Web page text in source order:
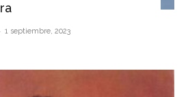
- 1 septiembre, 2023